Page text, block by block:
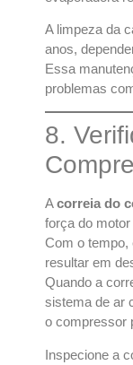
A limpeza da
anos,
Essa
problemas
8.
Acorreia do
força do
Com o tempo,
resultar em
Quando a
sistema de ar
o compressor
Inspecione a